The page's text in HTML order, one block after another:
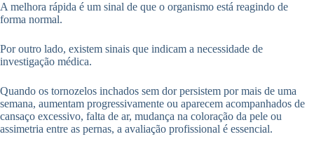
A melhora rápida é um sinal de que o organismo está reagindo de
forma normal.
Por outro lado, existem sinais que indicam a necessidade de
investigação médica.
Quando os tornozelos inchados sem dor persistem por mais de uma
semana, aumentam progressivamente ou aparecem acompanhados de
cansaço excessivo, falta de ar, mudança na coloração da pele ou
assimetria entre as pernas, a avaliação profissional é essencial.